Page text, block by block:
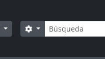
Búsqueda
Search options